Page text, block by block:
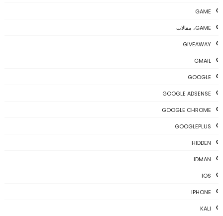
GAME
GAME، مقالات
GIVEAWAY
GMAIL
GOOGLE
GOOGLE ADSENSE
GOOGLE CHROME
GOOGLEPLUS
HIDDEN
IDMAN
IOS
IPHONE
KALI